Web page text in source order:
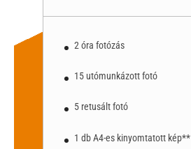
2 óra fotózás
15 utómunkázott fotó
5 retusált fotó
1 db A4-es kinyomtatott kép**